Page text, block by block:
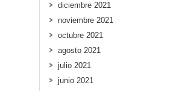
diciembre 2021
noviembre 2021
octubre 2021
agosto 2021
julio 2021
junio 2021